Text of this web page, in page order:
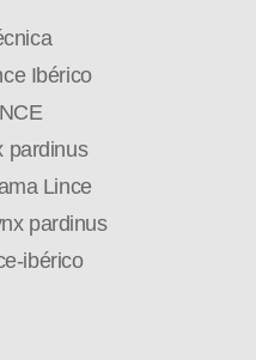
Ibérico
pardinus
Lince
pardinus
ibérico